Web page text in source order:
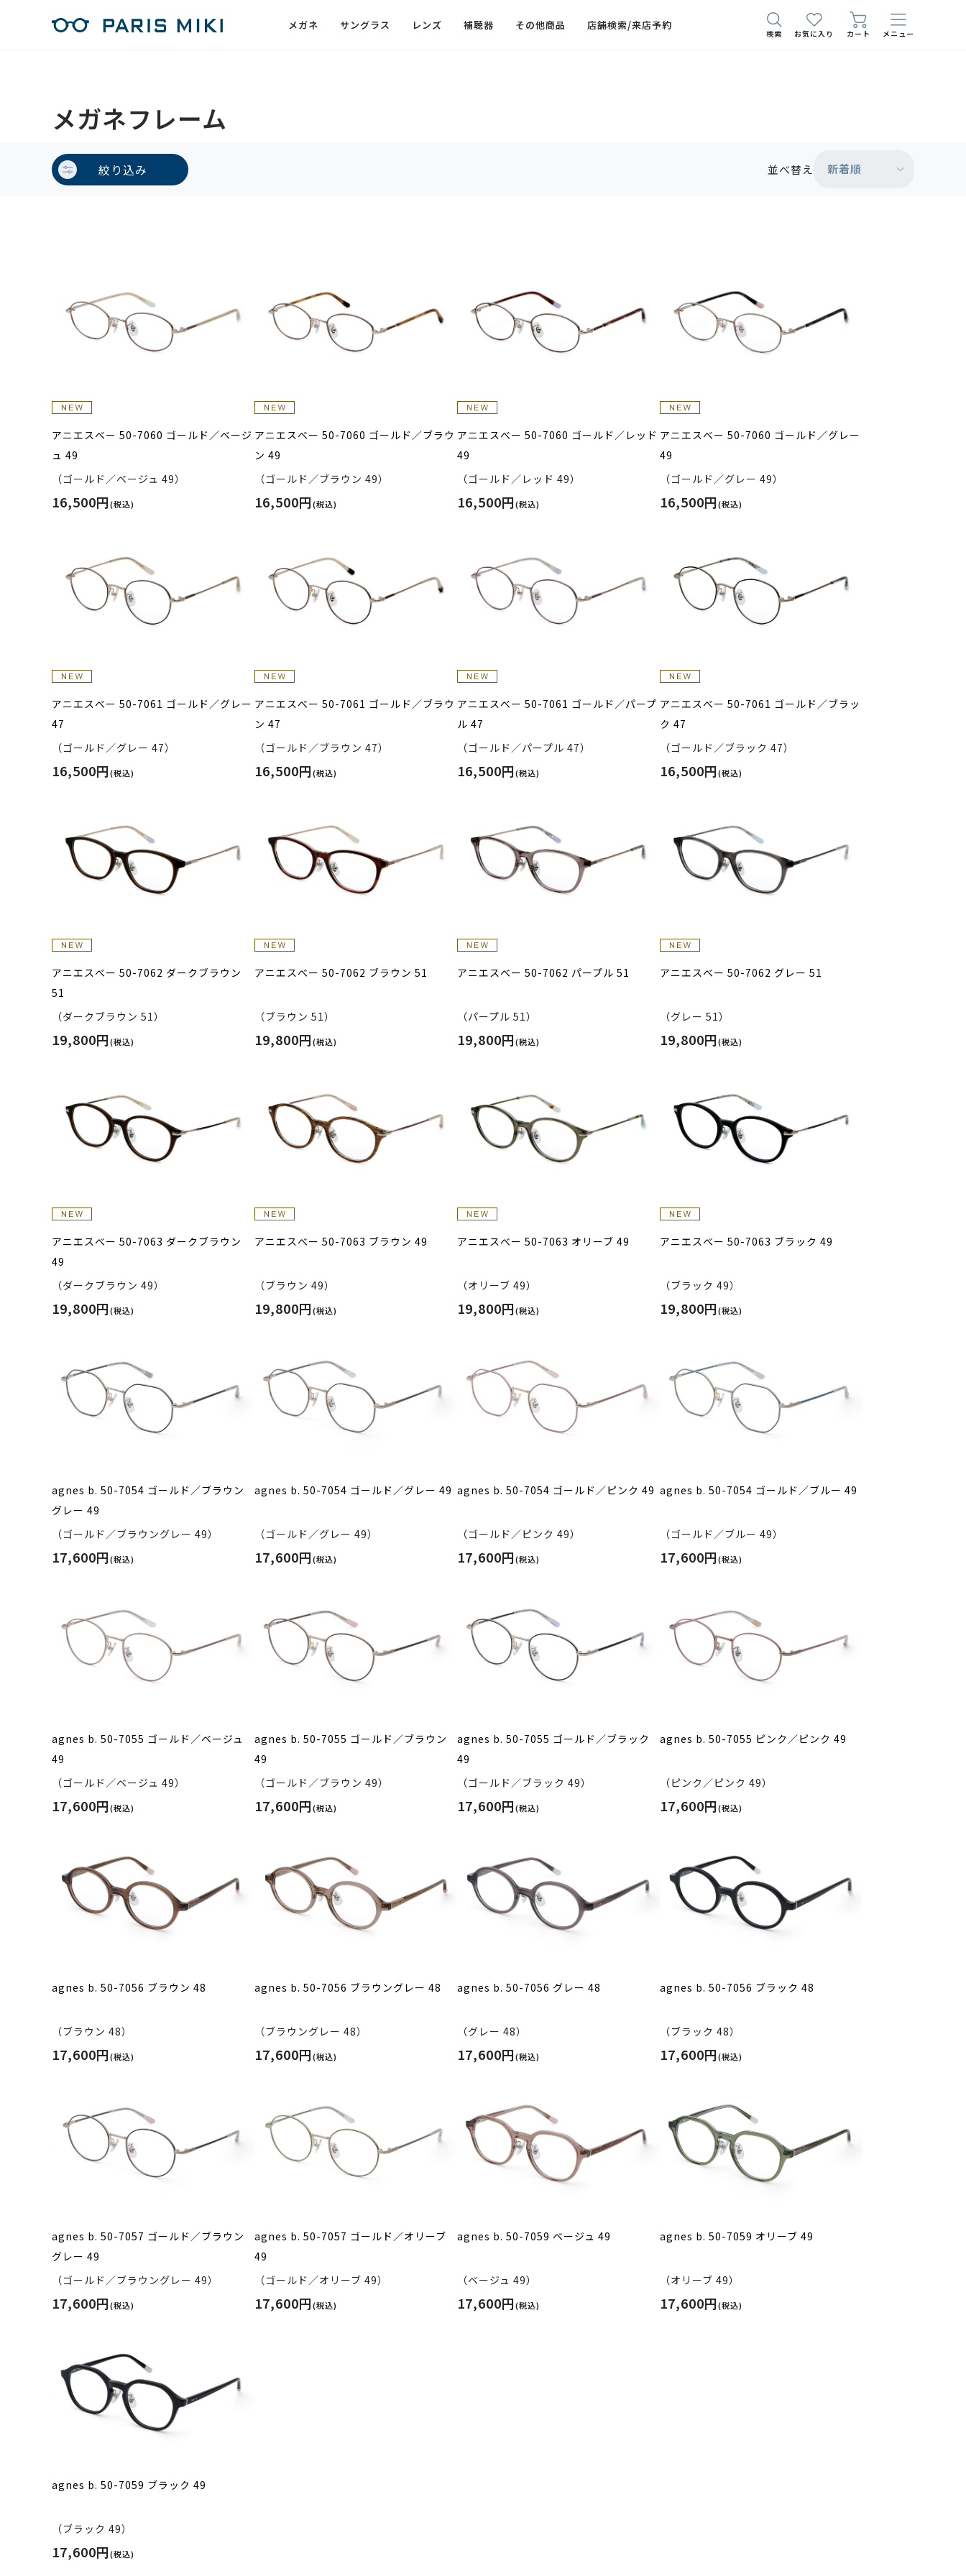
メガネ サングラス レンズ 補聴器 その他商品 店舗検索/来店予約
検索 お気に入り カート メニュー
メガネフレーム
絞り込み 並べ替え 新着順
アニエスべー 50-7060 ゴールド／ベージ
ュ 49
（ゴールド／ベージュ 49）
16,500円(税込)
アニエスべー 50-7060 ゴールド／ブラウ
ン 49
（ゴールド／ブラウン 49）
16,500円(税込)
アニエスべー 50-7060 ゴールド／レッド
49
（ゴールド／レッド 49）
16,500円(税込)
アニエスべー 50-7060 ゴールド／グレー
49
（ゴールド／グレー 49）
16,500円(税込)
アニエスべー 50-7061 ゴールド／グレー
47
（ゴールド／グレー 47）
16,500円(税込)
アニエスべー 50-7061 ゴールド／ブラウ
ン 47
（ゴールド／ブラウン 47）
16,500円(税込)
アニエスべー 50-7061 ゴールド／パープ
ル 47
（ゴールド／パープル 47）
16,500円(税込)
アニエスべー 50-7061 ゴールド／ブラッ
ク 47
（ゴールド／ブラック 47）
16,500円(税込)
アニエスべー 50-7062 ダークブラウン
51
（ダークブラウン 51）
19,800円(税込)
アニエスべー 50-7062 ブラウン 51
（ブラウン 51）
19,800円(税込)
アニエスべー 50-7062 パープル 51
（パープル 51）
19,800円(税込)
アニエスべー 50-7062 グレー 51
（グレー 51）
19,800円(税込)
アニエスべー 50-7063 ダークブラウン
49
（ダークブラウン 49）
19,800円(税込)
アニエスべー 50-7063 ブラウン 49
（ブラウン 49）
19,800円(税込)
アニエスべー 50-7063 オリーブ 49
（オリーブ 49）
19,800円(税込)
アニエスべー 50-7063 ブラック 49
（ブラック 49）
19,800円(税込)
agnes b. 50-7054 ゴールド／ブラウン
グレー 49
（ゴールド／ブラウングレー 49）
17,600円(税込)
agnes b. 50-7054 ゴールド／グレー 49
（ゴールド／グレー 49）
17,600円(税込)
agnes b. 50-7054 ゴールド／ピンク 49
（ゴールド／ピンク 49）
17,600円(税込)
agnes b. 50-7054 ゴールド／ブルー 49
（ゴールド／ブルー 49）
17,600円(税込)
agnes b. 50-7055 ゴールド／ベージュ
49
（ゴールド／ベージュ 49）
17,600円(税込)
agnes b. 50-7055 ゴールド／ブラウン
49
（ゴールド／ブラウン 49）
17,600円(税込)
agnes b. 50-7055 ゴールド／ブラック
49
（ゴールド／ブラック 49）
17,600円(税込)
agnes b. 50-7055 ピンク／ピンク 49
（ピンク／ピンク 49）
17,600円(税込)
agnes b. 50-7056 ブラウン 48
（ブラウン 48）
17,600円(税込)
agnes b. 50-7056 ブラウングレー 48
（ブラウングレー 48）
17,600円(税込)
agnes b. 50-7056 グレー 48
（グレー 48）
17,600円(税込)
agnes b. 50-7056 ブラック 48
（ブラック 48）
17,600円(税込)
agnes b. 50-7057 ゴールド／ブラウン
グレー 49
（ゴールド／ブラウングレー 49）
17,600円(税込)
agnes b. 50-7057 ゴールド／オリーブ
49
（ゴールド／オリーブ 49）
17,600円(税込)
agnes b. 50-7059 ベージュ 49
（ベージュ 49）
17,600円(税込)
agnes b. 50-7059 オリーブ 49
（オリーブ 49）
17,600円(税込)
agnes b. 50-7059 ブラック 49
（ブラック 49）
17,600円(税込)